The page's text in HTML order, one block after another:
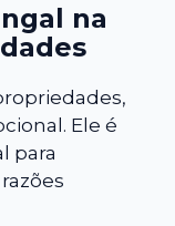
na
Ele é
para